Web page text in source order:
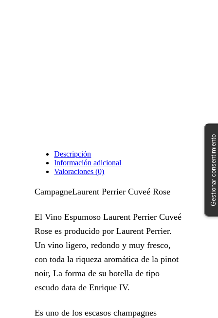
Descripción
Información adicional
Valoraciones (0)
CampagneLaurent Perrier Cuveé Rose
El Vino Espumoso Laurent Perrier Cuveé
Rose es producido por Laurent Perrier.
Un vino ligero, redondo y muy fresco,
con toda la riqueza aromática de la pinot
noir, La forma de su botella de tipo
escudo data de Enrique IV.
Es uno de los escasos champagnes
Gestionar consentimiento